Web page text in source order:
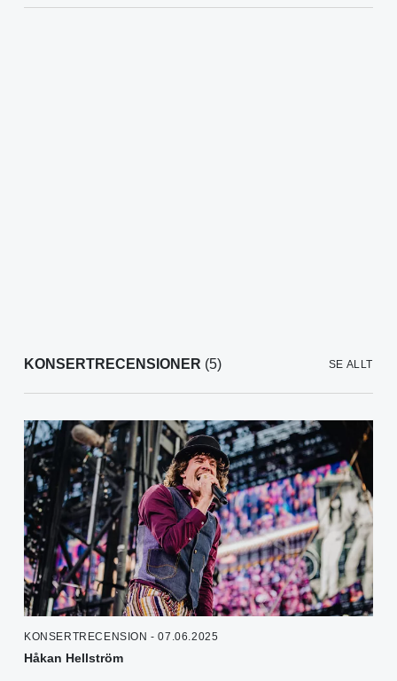
KONSERTRECENSIONER (5) SE ALLT
KONSERTRECENSION - 07.06.2025
Håkan Hellström